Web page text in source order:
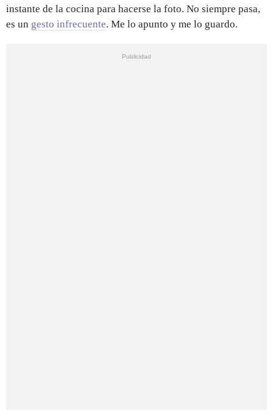
instante de la cocina para hacerse la foto. No siempre pasa,
es un gesto infrecuente. Me lo apunto y me lo guardo.